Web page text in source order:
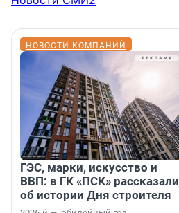
НОВОСТИ КОМПАНИЙ
ГЭС, марки, искусство и
ВВП: в ГК «ПСК» рассказали
об истории Дня строителя